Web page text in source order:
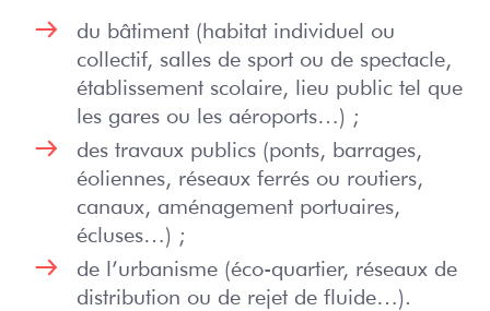
du bâtiment (habitat individuel ou
collectif, salles de sport ou de spectacle,
établissement scolaire, lieu public tel que
les gares ou les aéroports…) ;
des travaux publics (ponts, barrages,
éoliennes, réseaux ferrés ou routiers,
canaux, aménagement portuaires,
écluses…) ;
de l’urbanisme (éco-quartier, réseaux de
distribution ou de rejet de fluide…).